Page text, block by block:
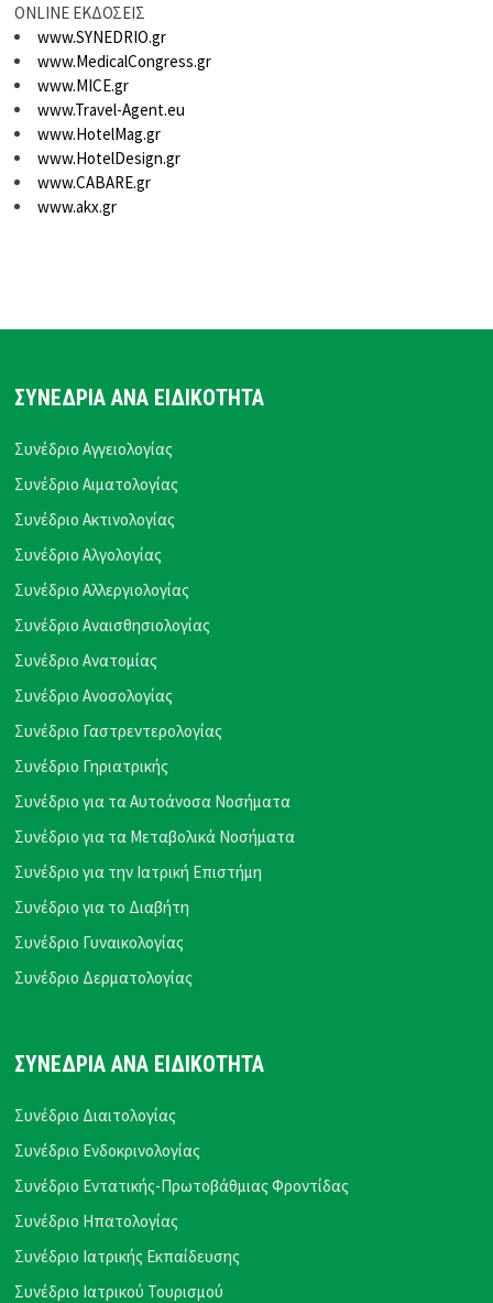
ONLINE ΕΚΔΟΣΕΙΣ
www.SYNEDRIO.gr
www.MedicalCongress.gr
www.MICE.gr
www.Travel-Agent.eu
www.HotelMag.gr
www.HotelDesign.gr
www.CABARE.gr
www.akx.gr
ΣΥΝΕΔΡΙΑ ΑΝΑ ΕΙΔΙΚΟΤΗΤΑ
Συνέδριο Αγγειολογίας
Συνέδριο Αιματολογίας
Συνέδριο Ακτινολογίας
Συνέδριο Αλγολογίας
Συνέδριο Αλλεργιολογίας
Συνέδριο Αναισθησιολογίας
Συνέδριο Ανατομίας
Συνέδριο Ανοσολογίας
Συνέδριο Γαστρεντερολογίας
Συνέδριο Γηριατρικής
Συνέδριο για τα Αυτοάνοσα Νοσήματα
Συνέδριο για τα Μεταβολικά Νοσήματα
Συνέδριο για την Ιατρική Επιστήμη
Συνέδριο για το Διαβήτη
Συνέδριο Γυναικολογίας
Συνέδριο Δερματολογίας
ΣΥΝΕΔΡΙΑ ΑΝΑ ΕΙΔΙΚΟΤΗΤΑ
Συνέδριο Διαιτολογίας
Συνέδριο Ενδοκρινολογίας
Συνέδριο Εντατικής-Πρωτοβάθμιας Φροντίδας
Συνέδριο Ηπατολογίας
Συνέδριο Ιατρικής Εκπαίδευσης
Συνέδριο Ιατρικού Τουρισμού